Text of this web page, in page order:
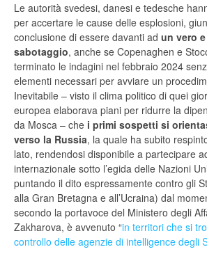
Le autorità svedesi, danesi e tedesche
per accertare le cause delle esplosioni,
conclusione di essere davanti ad un vero
sabotaggio, anche se Copenaghen e
terminato le indagini nel febbraio 2024
elementi necessari per avviare un
Inevitabile – visto il clima politico di quei
europea elaborava piani per ridurre la
da Mosca – che i primi sospetti si
verso la Russia, la quale ha subito
lato, rendendosi disponibile a partecipare
internazionale sotto l’egida delle Nazioni
puntando il dito espressamente contro gli
alla Gran Bretagna e all’Ucraina) dal
secondo la portavoce del Ministero degli
Zakharova, è avvenuto “in territori che si
controllo delle agenzie di intelligence degli